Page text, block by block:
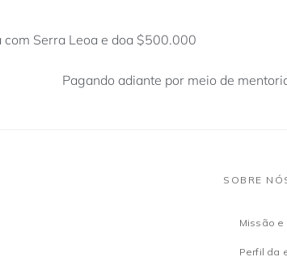
com Serra Leoa e doa $500.000
Pagando adiante por meio de
SOBRE
Missão e
Perfil da